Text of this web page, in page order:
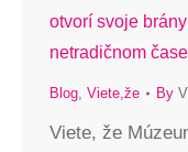
otvorí svoje
netradičnom
Blog, Viete,že By
Viete, že